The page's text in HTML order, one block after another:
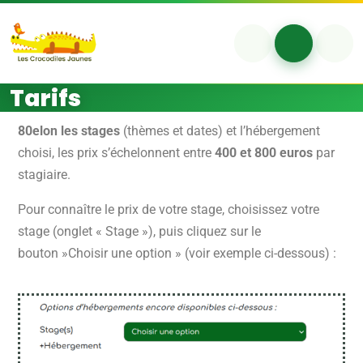
Account
Cart
Tarifs
Tarifs
80elon les stages (thèmes et dates) et l’hébergement
choisi, les prix s’échelonnent entre 400 et 800 euros par
stagiaire.
Pour connaître le prix de votre stage, choisissez votre
stage (onglet « Stage »), puis cliquez sur le
bouton »Choisir une option » (voir exemple ci-dessous) :